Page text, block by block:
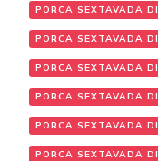
PORCA SEXTAVADA
PORCA SEXTAVADA
PORCA SEXTAVADA
PORCA SEXTAVADA
PORCA SEXTAVADA
PORCA SEXTAVADA